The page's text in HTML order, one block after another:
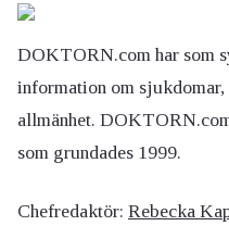
DOKTORN.com har som
information om
allmänhet.
som grundades 1999.
Chefredaktör: Rebecka